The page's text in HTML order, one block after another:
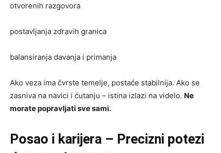
otvorenih razgovora
postavljanja zdravih granica
balansiranja davanja i primanja
Ako veza ima čvrste temelje, postaće stabilnija. Ako se
zasniva na navici i ćutanju – istina izlazi na videlo. Ne
morate popravljati sve sami.
Posao i karijera – Precizni potezi